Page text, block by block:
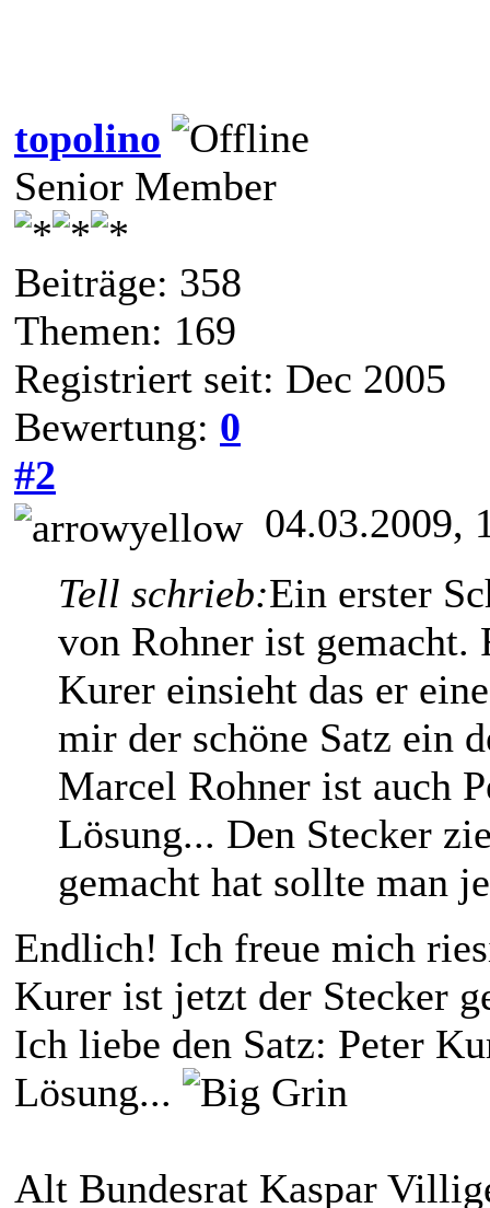
topolino
Senior Member
Beiträge: 358
Themen: 169
Registriert seit: Dec 2005
Bewertung: 0
#2
04.03.2009,
Tell schrieb:Ein erster
von Rohner ist gemacht.
Kurer einsieht das er
mir der schöne Satz ein
Marcel Rohner ist auch
Lösung... Den Stecker
gemacht hat sollte man
Endlich! Ich freue mich
Kurer ist jetzt der Stecker
Ich liebe den Satz: Peter
Lösung...
Alt Bundesrat Kaspar